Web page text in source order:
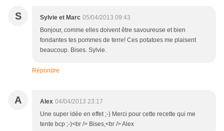
S Sylvie et Marc 05/04/2013 09:43
Bonjour, comme elles doivent être savoureuse et bien
fondantes tes pommes de terre! Ces potatoes me plaisent
beaucoup. Bises. Sylvie.
Répondre
A Alex 04/04/2013 23:17
Une super idée en effet ;-) Merci pour cette recette qui me
tente bcp ;-)<br /> Bises,<br /> Alex